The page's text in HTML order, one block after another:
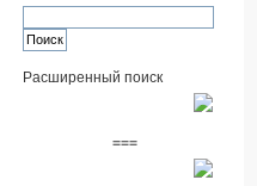
Расширенный поиск
===